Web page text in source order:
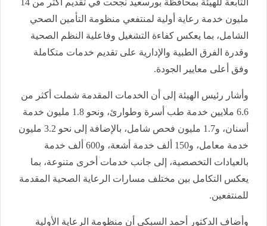
مليون خدمة رعاية أولية لمنتفعي منظومة التأمين الصحي
الشامل، بما يعكس كفاءة التشغيل وفاعلية النظم الصحية
وقدرة الفرق الطبية والإدارية على تقديم خدمات متكاملة
وفق أعلى معايير الجودة.
وأشار رئيس الهيئة إلى أن الخدمات المقدمة شملت أكثر من
6.6 ملايين خدمة طب أسرة وطوارئ، ونحو 1.8 مليون خدمة
أسنان، و1.7 مليون فحص شامل، بالإضافة إلى نحو 3.2 مليون
خدمة معامل، و150 ألف خدمة أشعة، و600 ألف خدمة
بالعيادات التخصصية، إلى جانب خدمات أخرى متنوعة، بما
يعكس التكامل بين مختلف مسارات الرعاية الصحية المقدمة
للمنتفعين.
وأضاف الدكتور أحمد السبكي أن منظومة الرعاية الأولية